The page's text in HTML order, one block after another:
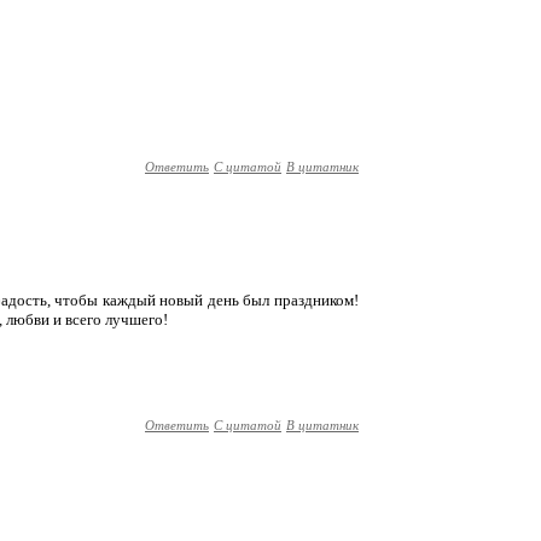
Ответить С цитатой В цитатник
чтобы каждый новый день был праздником!
любви и всего лучшего!
Ответить С цитатой В цитатник